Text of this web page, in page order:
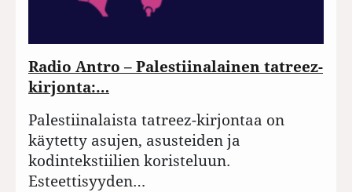
Radio Antro – Palestiinalainen tatreez-
kirjonta:…
Palestiinalaista tatreez-kirjontaa on
käytetty asujen, asusteiden ja
kodintekstiilien koristeluun.
Esteettisyyden…